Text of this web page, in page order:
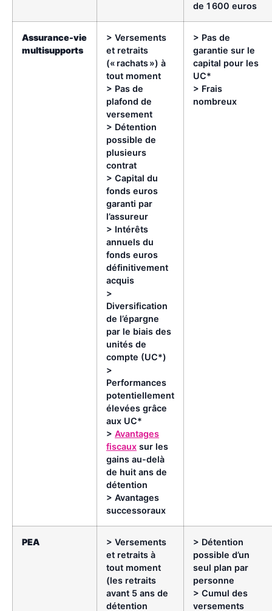
de 1 600 euros
Assurance-vie
multisupports
> Versements
et retraits
(« rachats ») à
tout moment
> Pas de
plafond de
versement
> Détention
possible de
plusieurs
contrat
> Capital du
fonds euros
garanti par
l’assureur
> Intérêts
annuels du
fonds euros
définitivement
acquis
>
Diversification
de l’épargne
par le biais des
unités de
compte (UC*)
>
Performances
potentiellement
élevées grâce
aux UC*
> Avantages
fiscaux sur les
gains au-delà
de huit ans de
détention
> Avantages
successoraux
> Pas de
garantie sur le
capital pour les
UC*
> Frais
nombreux
PEA
> Versements
et retraits à
tout moment
(les retraits
avant 5 ans de
détention
> Détention
possible d’un
seul plan par
personne
> Cumul des
versements